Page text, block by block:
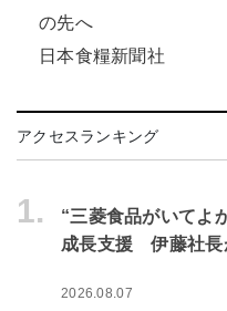
の先へ
日本食糧新聞社
アクセスランキング
1.
“三菱食品がいてよ
成長支援 伊藤社長
2026.08.07